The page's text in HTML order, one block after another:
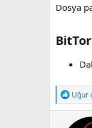
Dosya
T
e
p
k
Uğur